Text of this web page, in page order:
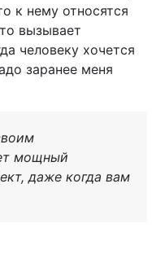
к нему относятся
вызывает
человеку хочется
заранее меня
мощный
даже когда вам